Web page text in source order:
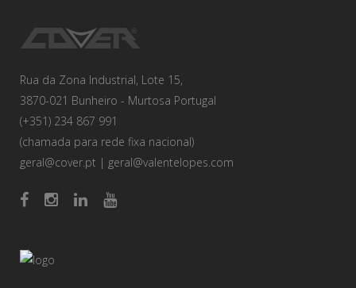
Rua da Zona Industrial, Lote 15,
3870-021 Bunheiro - Murtosa Portugal
(+351) 234 867 991
(chamada para rede fixa nacional)
geral@cover.pt | geral@valentelopes.com